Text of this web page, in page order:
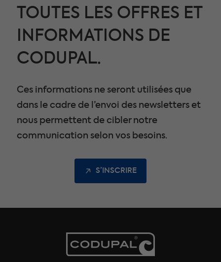
TOUTES LES OFFRES ET
INFORMATIONS DE
CODUPAL.
Ces informations ne seront utilisées que
dans le cadre de l’envoi des newsletters et
nous permettent de cibler notre
communication selon vos besoins.
S’INSCRIRE